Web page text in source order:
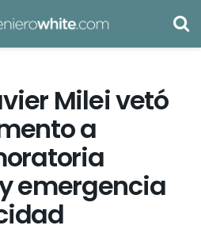
Milei vetó
a
emergencia